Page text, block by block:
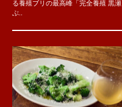
る養殖ブリの最高峰「完全養殖 黒瀬
ぶ..